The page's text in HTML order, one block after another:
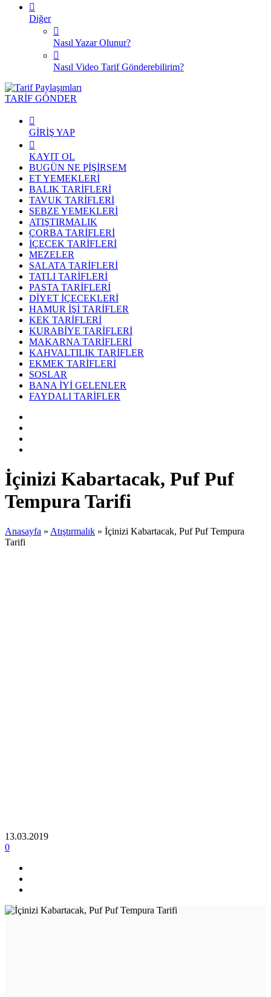
Diğer
Nasıl Yazar Olunur?
Nasıl Video Tarif Gönderebilirim?
TARİF GÖNDER
GİRİŞ YAP
KAYIT OL
BUGÜN NE PİŞİRSEM
ET YEMEKLERİ
BALIK TARİFLERİ
TAVUK TARİFLERİ
SEBZE YEMEKLERİ
ATIŞTIRMALIK
ÇORBA TARİFLERİ
İÇECEK TARİFLERİ
MEZELER
SALATA TARİFLERİ
TATLI TARİFLERİ
PASTA TARİFLERİ
DİYET İÇECEKLERİ
HAMUR İŞİ TARİFLER
KEK TARİFLERİ
KURABİYE TARİFLERİ
MAKARNA TARİFLERİ
KAHVALTILIK TARİFLER
EKMEK TARİFLERİ
SOSLAR
BANA İYİ GELENLER
FAYDALI TARİFLER
İçinizi Kabartacak, Puf Puf
Tempura Tarifi
Anasayfa » Atıştırmalık » İçinizi Kabartacak, Puf Puf Tempura
Tarifi
13.03.2019
0